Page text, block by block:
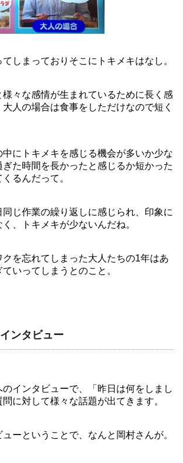
しまっておりそこにトキメキはなし。
々な感情が生まれているために長く感
人の場合は食事をしただけなので短く
中にトキメキを感じる機会が多いか少な
た時間を長かったと感じるか短かった
るんだって。
じ作業の繰り返しに感じられ、印象に
、トキメキが少ないんだね。
クを忘れてしまった大人たちの1年はあ
いってしまうとのこと。
ンタビュー
インタビューで、「昨日は何をしまし
に対して様々な話題が出てきます。
ーということで、なんと岡村さんが。